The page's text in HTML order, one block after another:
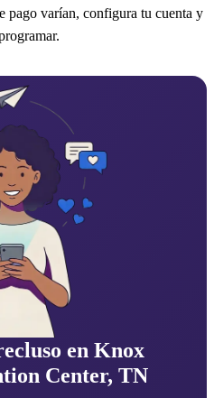
pago varían, configura tu cuenta y
en Knox
Center, TN